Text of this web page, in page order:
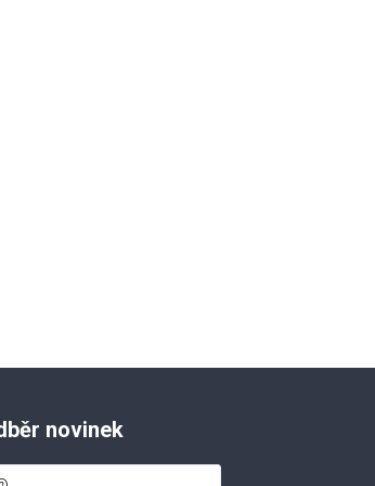
novinek